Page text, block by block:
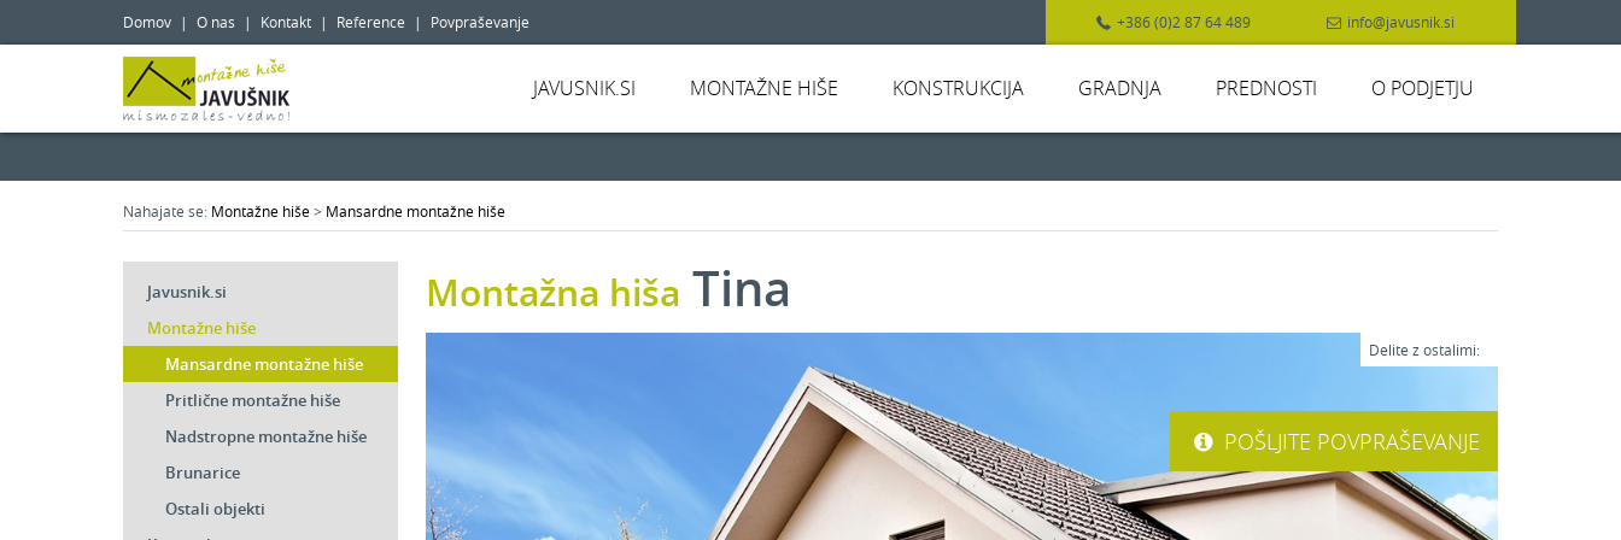
Domov | O nas | Kontakt | Reference | Povpraševanje +386 (0)2 87 64 489 info@javusnik.si
JAVUSNIK.SI MONTAŽNE HIŠE KONSTRUKCIJA GRADNJA PREDNOSTI O PODJETJU
Nahajate se: Montažne hiše> Mansardne montažne hiše
Montažna hiša Tina
Delite z ostalimi:
POŠLJITE POVPRAŠEVANJE
Javusnik.si
Montažne hiše
Mansardne montažne hiše
Pritlične montažne hiše
Nadstropne montažne hiše
Brunarice
Ostali objekti